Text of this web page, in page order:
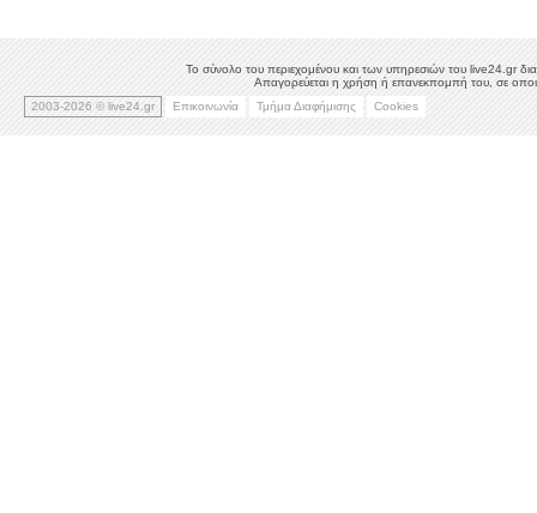
Το σύνολο του περιεχομένου και των υπηρεσιών του live24.gr
Απαγορεύεται η χρήση ή επανεκπομπή του, σε
2003-2026 © live24.gr
Επικοινωνία Τμήμα Διαφήμισης Cookies